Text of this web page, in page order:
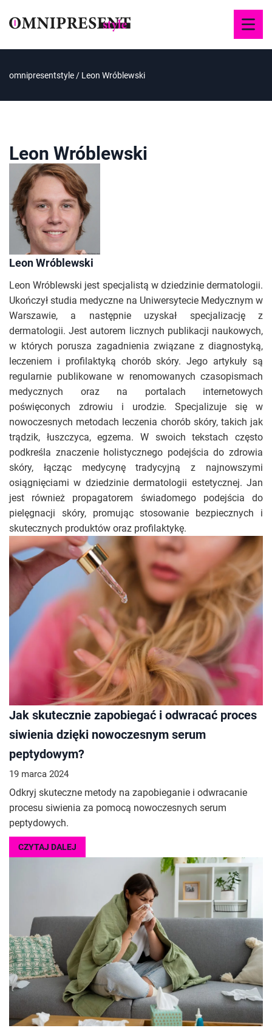
omnipresentstyle / Leon Wróblewski
Leon Wróblewski
Leon Wróblewski
Leon Wróblewski jest specjalistą w dziedzinie dermatologii.
Ukończył studia medyczne na Uniwersytecie Medycznym w
Warszawie, a następnie uzyskał specjalizację z
dermatologii. Jest autorem licznych publikacji naukowych,
w których porusza zagadnienia związane z diagnostyką,
leczeniem i profilaktyką chorób skóry. Jego artykuły są
regularnie publikowane w renomowanych czasopismach
medycznych oraz na portalach internetowych
poświęconych zdrowiu i urodzie. Specjalizuje się w
nowoczesnych metodach leczenia chorób skóry, takich jak
trądzik, łuszczyca, egzema. W swoich tekstach często
podkreśla znaczenie holistycznego podejścia do zdrowia
skóry, łącząc medycynę tradycyjną z najnowszymi
osiągnięciami w dziedzinie dermatologii estetycznej. Jan
jest również propagatorem świadomego podejścia do
pielęgnacji skóry, promując stosowanie bezpiecznych i
skutecznych produktów oraz profilaktykę.
Jak skutecznie zapobiegać i odwracać proces
siwienia dzięki nowoczesnym serum
peptydowym?
19 marca 2024
Odkryj skuteczne metody na zapobieganie i odwracanie
procesu siwienia za pomocą nowoczesnych serum
peptydowych.
CZYTAJ DALEJ